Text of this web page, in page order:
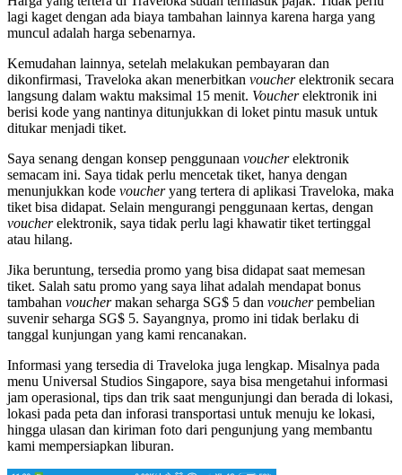
lagi kaget dengan ada biaya tambahan lainnya karena harga yang
muncul adalah harga sebenarnya.
Kemudahan lainnya, setelah melakukan pembayaran dan
dikonfirmasi, Traveloka akan menerbitkan voucherelektronik secara
langsung dalam waktu maksimal 15 menit. Voucherelektronik ini
berisi kode yang nantinya ditunjukkan di loket pintu masuk untuk
ditukar menjadi tiket.
Saya senang dengan konsep penggunaan voucherelektronik
semacam ini. Saya tidak perlu mencetak tiket, hanya dengan
menunjukkan kode voucheryang tertera di aplikasi Traveloka, maka
tiket bisa didapat. Selain mengurangi penggunaan kertas, dengan
voucherelektronik, saya tidak perlu lagi khawatir tiket tertinggal
atau hilang.
Jika beruntung, tersedia promo yang bisa didapat saat memesan
tiket. Salah satu promo yang saya lihat adalah mendapat bonus
tambahan vouchermakan seharga SG$ 5 dan voucherpembelian
suvenir seharga SG$ 5. Sayangnya, promo ini tidak berlaku di
tanggal kunjungan yang kami rencanakan.
Informasi yang tersedia di Traveloka juga lengkap. Misalnya pada
menu Universal Studios Singapore, saya bisa mengetahui informasi
jam operasional, tips dan trik saat mengunjungi dan berada di lokasi,
lokasi pada peta dan inforasi transportasi untuk menuju ke lokasi,
hingga ulasan dan kiriman foto dari pengunjung yang membantu
kami mempersiapkan liburan.